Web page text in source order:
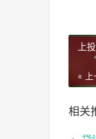
上
« 上
相关